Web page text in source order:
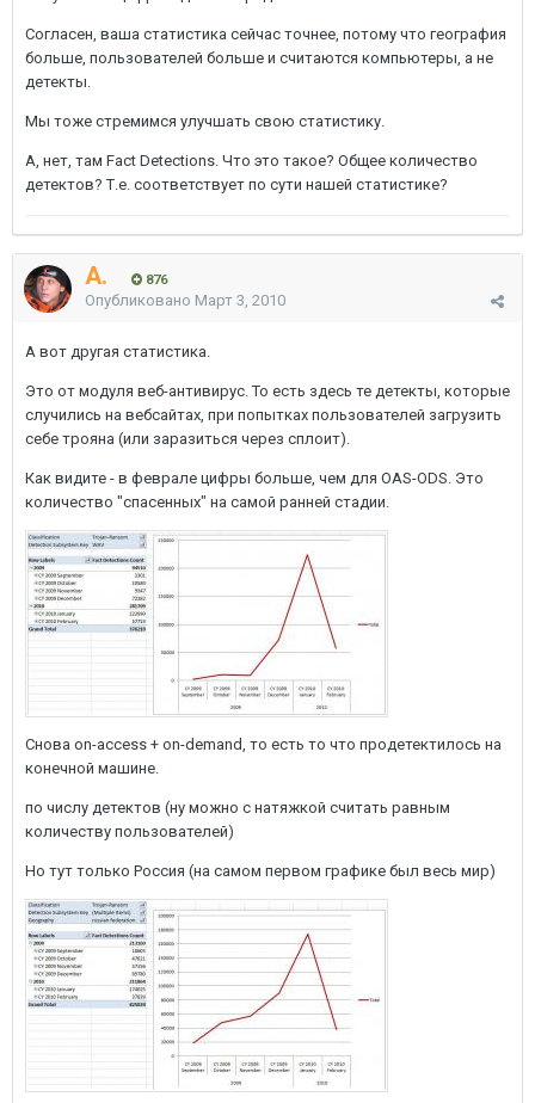
Согласен, ваша статистика сейчас точнее, потому что география
больше, пользователей больше и считаются компьютеры, а не
детекты.
Мы тоже стремимся улучшать свою статистику.
А, нет, там Fact Detections. Что это такое? Общее количество
детектов? Т.е. соответствует по сути нашей статистике?
A. 876
Опубликовано Март 3, 2010
А вот другая статистика.
Это от модуля веб-антивирус. То есть здесь те детекты, которые
случились на вебсайтах, при попытках пользователей загрузить
себе трояна (или заразиться через сплоит).
Как видите - в феврале цифры больше, чем для OAS-ODS. Это
количество "спасенных" на самой ранней стадии.
Снова on-access + on-demand, то есть то что продетектилось на
конечной машине.
по числу детектов (ну можно с натяжкой считать равным
количеству пользователей)
Но тут только Россия (на самом первом графике был весь мир)